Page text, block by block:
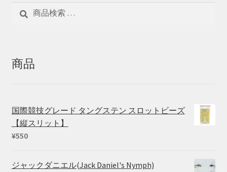
商品
国際競技グレード タングステン スロットビーズ
【縦スリット】
¥550
ジャックダニエル(Jack Daniel's Nymph)